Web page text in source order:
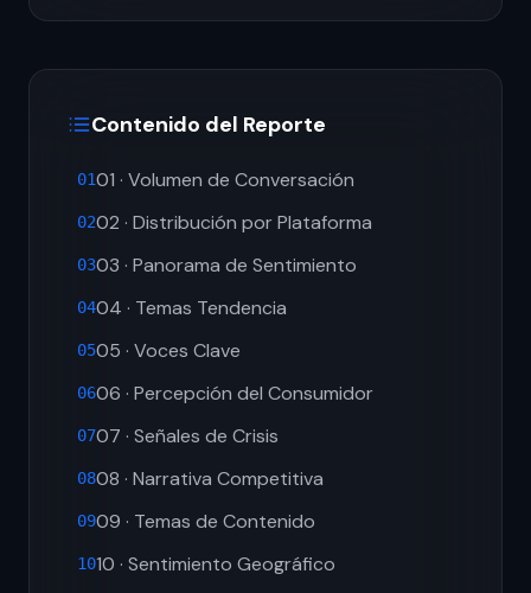
Contenido del Reporte
0101 · Volumen de Conversación
0202 · Distribución por Plataforma
0303 · Panorama de Sentimiento
0404 · Temas Tendencia
0505 · Voces Clave
0606 · Percepción del Consumidor
0707 · Señales de Crisis
0808 · Narrativa Competitiva
0909 · Temas de Contenido
1010 · Sentimiento Geográfico